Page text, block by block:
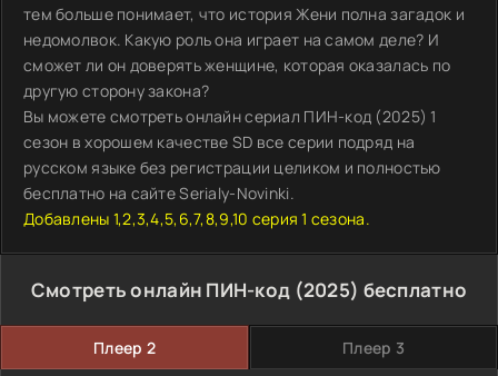
тем больше понимает, что история Жени полна загадок и
недомолвок. Какую роль она играет на самом деле? И
сможет ли он доверять женщине, которая оказалась по
другую сторону закона?
Вы можете смотреть онлайн сериал ПИН-код (2025) 1
сезон в хорошем качестве SD все серии подряд на
русском языке без регистрации целиком и полностью
бесплатно на сайте Serialy-Novinki.
Добавлены 1,2,3,4,5,6,7,8,9,10 серия 1 сезона.
Смотреть онлайн ПИН-код (2025) бесплатно
Плеер 2 Плеер 3